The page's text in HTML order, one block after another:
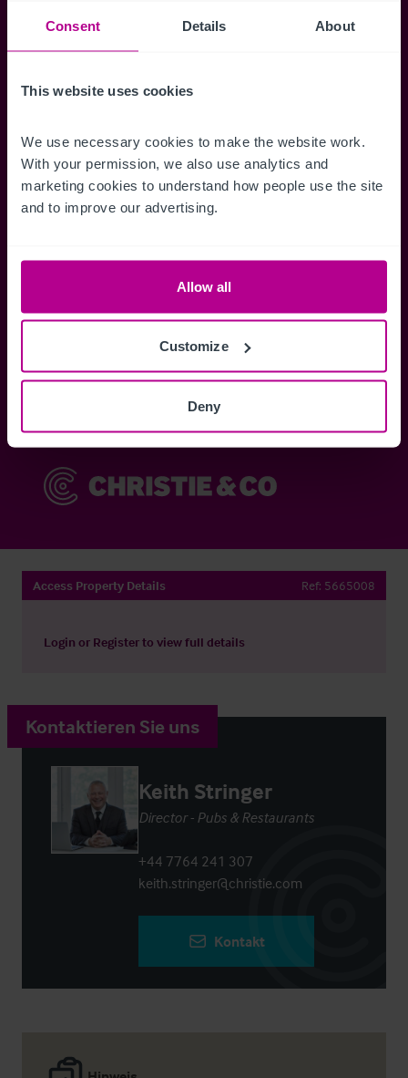
Consent Details About
This website uses cookies
We use necessary cookies to make the website work.
With your permission, we also use analytics and
marketing cookies to understand how people use the site
and to improve our advertising.
Allow all
Customize
Deny
Benachrichtigungen für neuen Objekten zu
Zugriff auf alle
Informationen
Erhalten Sie Zugriff auf alle
Mitglieder.
Speichern
und einfach
Anmelden
Sie haben bereits ein Konto?
Access Property Details Ref: 5665008
Login or Registerto view full details
Kontaktieren Sie uns
Keith Stringer
Director - Pubs & Restaurants
+44 7764 241 307
keith.stringer@christie.com
Kontakt